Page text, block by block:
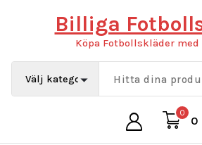
Billiga
Köpa Fotbollskläder
0
0